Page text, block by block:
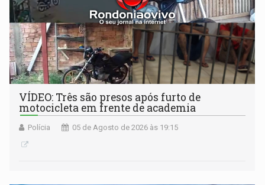
VÍDEO: Três são presos após furto de
motocicleta em frente de academia
Polícia 05 de Agosto de 2026 às 19:15